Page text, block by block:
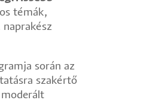
témák,
során az
szakértő
moderált